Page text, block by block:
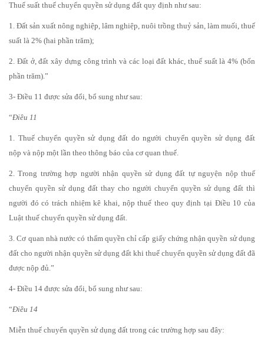
Thuế suất thuế chuyển quyền sử dụng đất quy định như sau:
1. Đất sản xuất nông nghiệp, lâm nghiệp, nuôi trồng thuỷ sản, làm muối, thuế
suất là 2% (hai phần trăm);
2. Đất ở, đất xây dựng công trình và các loại đất khác, thuế suất là 4% (bốn
phần trăm).”
3- Điều 11 được sửa đổi, bổ sung như sau:
“Điều 11
1. Thuế chuyển quyền sử dụng đất do người chuyển quyền sử dụng đất
nộp và nộp một lần theo thông báo của cơ quan thuế.
2. Trong trường hợp người nhận quyền sử dụng đất tự nguyện nộp thuế
chuyển quyền sử dụng đất thay cho người chuyển quyền sử dụng đất thì
người đó có trách nhiệm kê khai, nộp thuế theo quy định tại Điều 10 của
Luật thuế chuyển quyền sử dụng đất.
3. Cơ quan nhà nước có thẩm quyền chỉ cấp giấy chứng nhận quyền sử dụng
đất cho người nhận quyền sử dụng đất khi thuế chuyển quyền sử dụng đất đã
được nộp đủ.”
4- Điều 14 được sửa đổi, bổ sung như sau:
“Điều 14
Miễn thuế chuyển quyền sử dụng đất trong các trường hợp sau đây: